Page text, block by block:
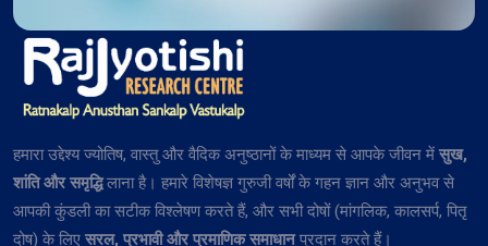
हमारा उद्देश्य ज्योतिष, वास्तु और वैदिक अनुष्ठानों के माध्यम से आपके जीवन में सुख,
शांति और समृद्धिलाना है। हमारे विशेषज्ञ गुरुजी वर्षों के गहन ज्ञान और अनुभव से
आपकी कुंडली का सटीक विश्लेषण करते हैं, और सभी दोषों (मांगलिक, कालसर्प, पितृ
दोष) के लिए सरल, प्रभावी और प्रमाणिक समाधानप्रदान करते हैं।